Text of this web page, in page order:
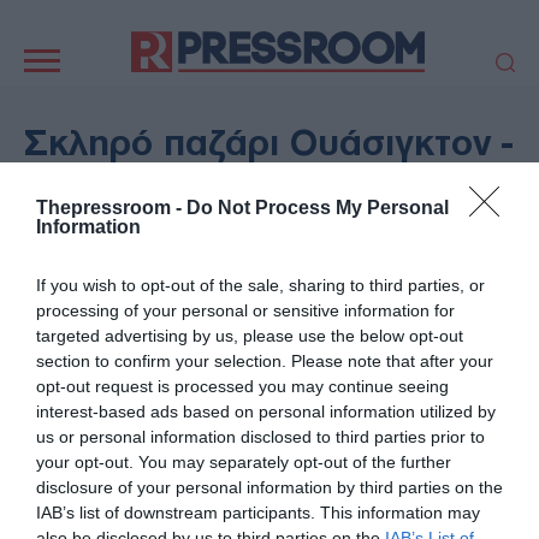
Thepressroom - Do Not Process My Personal
Information
If you wish to opt-out of the sale, sharing to third parties, or
processing of your personal or sensitive information for
targeted advertising by us, please use the below opt-out
section to confirm your selection. Please note that after your
opt-out request is processed you may continue seeing
interest-based ads based on personal information utilized by
us or personal information disclosed to third parties prior to
your opt-out. You may separately opt-out of the further
disclosure of your personal information by third parties on the
IAB’s list of downstream participants. This information may
πλοήγηση
ΠΟΛΙΤΙΚΗ
ΤΟΥΡΚΙΑ
ΟΙΚΟΝΟΜΙΑ
ΕΛΛΑΔΑ
ΕΚΚΛΗΣΙΑ
ΑΜΥΝΑ
ΔΙΕΘΝΗ
SPORTS
ΑΥΤΟΔΙΟΙΚΗΣΗ
AUTO - MOTO
ΓΑΣΤΡΟΝΟΜΙΑ
ΥΓΕΙΑ
ΤΕΧΝΟΛΟΓΙΑ
ΠΑΡΑΞΕΝΑ
ΖΩΔΙΑ
ΑΡΘΡΟΓΡΑΦΙΑ
Σκληρό παζάρι Ουάσιγκτον -
Τεχεράνης: Οι «παγωμένοι»
πόροι και τα οικονομικά
ανταλλάγματα της
εκεχειρίας
ΔΙΕΘΝΗ
16/06/2026 - 18:03